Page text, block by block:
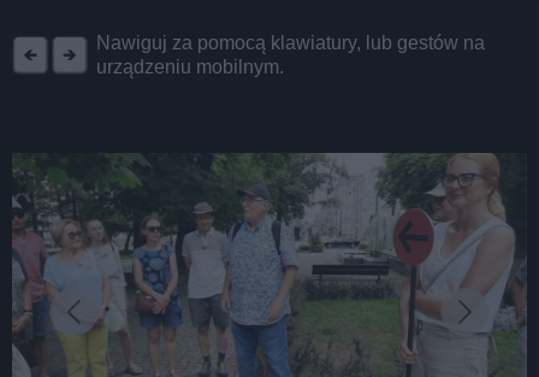
Nawiguj za pomocą klawiatury, lub gestów na
urządzeniu mobilnym.